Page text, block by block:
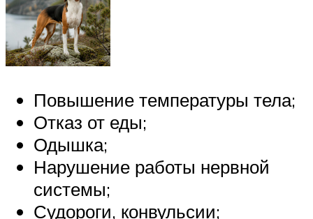
Повышение температуры тела;
Отказ от еды;
Одышка;
Нарушение работы нервной
системы;
Судороги, конвульсии;